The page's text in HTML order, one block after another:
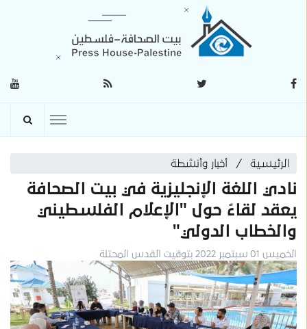
الرئيسية أخبار وأنشطة
نادي اللغة الإنجليزية في بيت الصحافة
يعقد لقاءً حول "الإعلام الفلسطيني
والخطاب الدولي"
الخميس 01 سبتمبر 2022 بتوقيت القدس المحتلة